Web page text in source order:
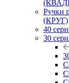
Ручки
(КРУГ)
40
30